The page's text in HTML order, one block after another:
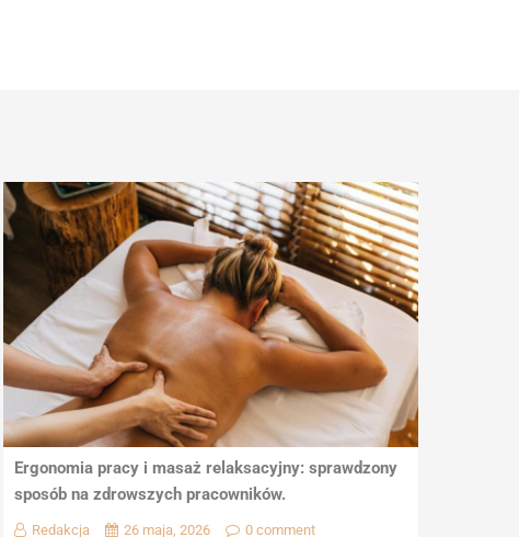
Ergonomia pracy i masaż relaksacyjny: sprawdzony
sposób na zdrowszych pracowników.
Redakcja 26 maja, 2026 0 comment